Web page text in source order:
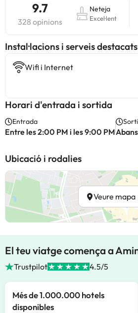
9.7
328 opinions
Neteja
Excel·lent
Instal·lacions i serveis destacats
Wifi i Internet
Horari d'entrada i sortida
Entrada
Entre les 2:00 PM i les 9:00 PM
Ubicació i rodalies
Veure mapa
El teu viatge comença a
Trustpilot 4.5/5
Més de 1.000.000 hotels
disponibles